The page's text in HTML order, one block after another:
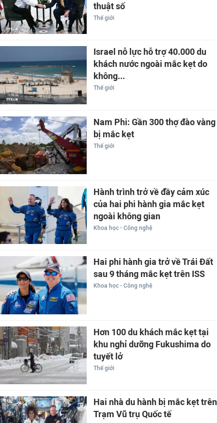
thuật số
Thế giới
Israel nỗ lực hỗ trợ 40.000 du
khách nước ngoài mắc kẹt do
không...
Thế giới
Nam Phi: Gần 300 thợ đào vàng
bị mắc kẹt
Thế giới
Hành trình trở về đầy cảm xúc
của hai phi hành gia mắc kẹt
ngoài không gian
Khoa học - Công nghệ
Hai phi hành gia trở về Trái Đất
sau 9 tháng mắc kẹt trên ISS
Khoa học - Công nghệ
Hơn 100 du khách mắc kẹt tại
khu nghỉ dưỡng Fukushima do
tuyết lở
Thế giới
Hai nhà du hành bị mắc kẹt trên
Trạm Vũ trụ Quốc tế